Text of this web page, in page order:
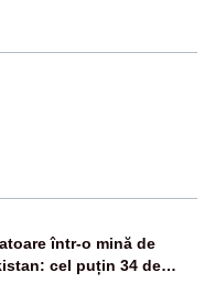
într-o mină de
cel puțin 34 de